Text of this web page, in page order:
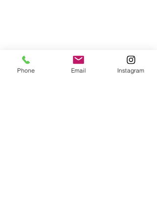
Phone Email Instagram